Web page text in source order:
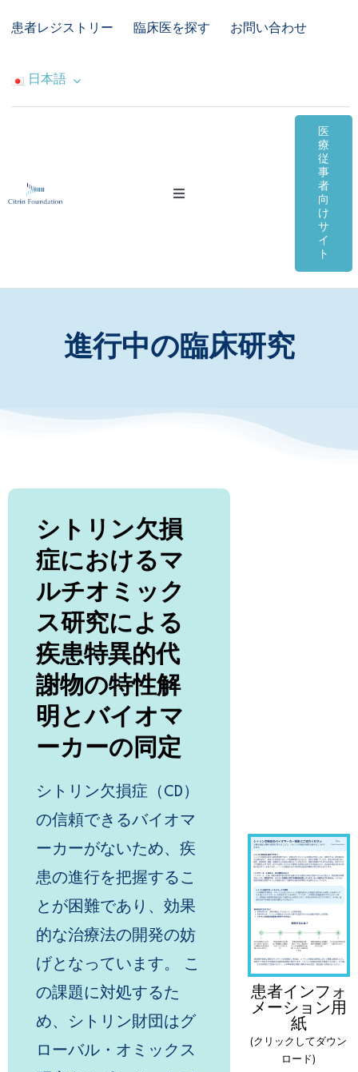
content
患者レジストリー 臨床医を探す お問い合わせ
日本語
Toggle
オンライン資料
コミュニティ＆サポート
医
療
従
事
者
向
け
サ
イ
ト
進行中の臨床研究
シトリン欠損
症におけるマ
ルチオミック
ス研究による
疾患特異的代
謝物の特性解
明とバイオマ
ーカーの同定
シトリン欠損症（CD）
の信頼できるバイオマ
ーカーがないため、疾
患の進行を把握するこ
とが困難であり、効果
的な治療法の開発の妨
げとなっています。 こ
の課題に対処するた
め、シトリン財団はグ
ローバル・オミックス
患者インフォ
メーション用
紙
(クリックしてダウン
ロード)